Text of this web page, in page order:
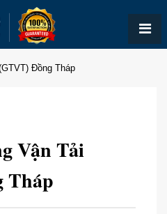
Đồng Tháp
Vận Tải
Tháp